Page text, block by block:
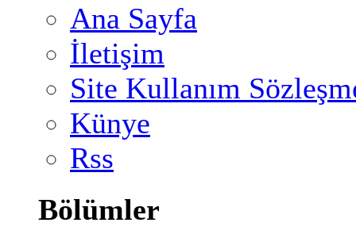
Ana Sayfa
İletişim
Site Kullanım
Künye
Rss
Bölümler